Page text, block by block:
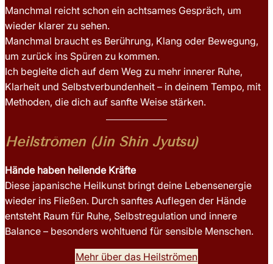
Manchmal reicht schon ein achtsames Gespräch, um
wieder klarer zu sehen.
Manchmal braucht es Berührung, Klang oder Bewegung,
um zurück ins Spüren zu kommen.
Ich begleite dich auf dem Weg zu mehr innerer Ruhe,
Klarheit und Selbstverbundenheit – in deinem Tempo, mit
Methoden, die dich auf sanfte Weise stärken.
Heilströmen (Jin Shin Jyutsu)
Hände haben heilende Kräfte
Diese japanische Heilkunst bringt deine Lebensenergie
wieder ins Fließen. Durch sanftes Auflegen der Hände
entsteht Raum für Ruhe, Selbstregulation und innere
Balance – besonders wohltuend für sensible Menschen.
Mehr über das Heilströmen